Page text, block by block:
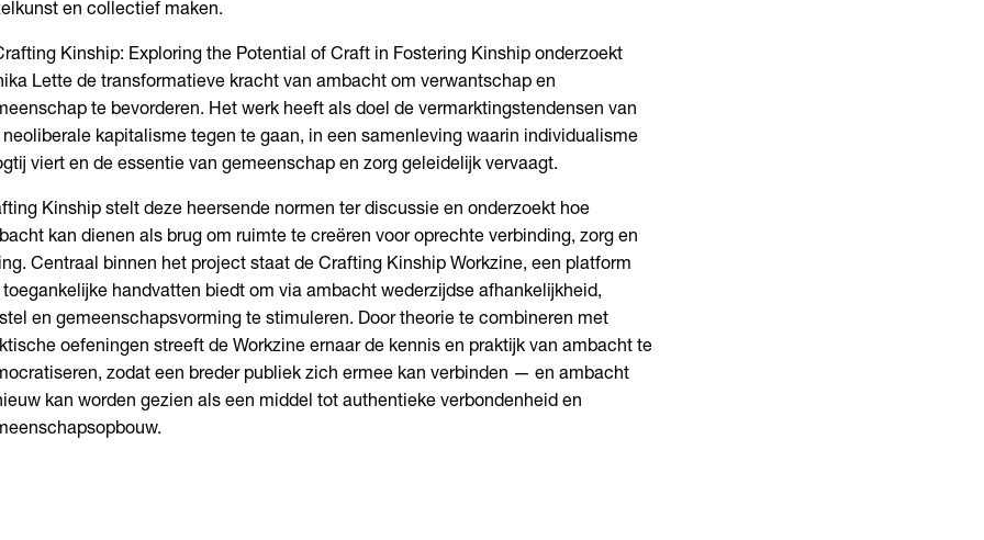
en collectief maken.
Kinship: Exploring the Potential of Craft in Fostering Kinship onderzoekt
Lette de transformatieve kracht van ambacht om verwantschap en
te bevorderen. Het werk heeft als doel de vermarktingstendensen van
neoliberale kapitalisme tegen te gaan, in een samenleving waarin individualisme
viert en de essentie van gemeenschap en zorg geleidelijk vervaagt.
Kinship stelt deze heersende normen ter discussie en onderzoekt hoe
kan dienen als brug om ruimte te creëren voor oprechte verbinding, zorg en
Centraal binnen het project staat de Crafting Kinship Workzine, een platform
toegankelijke handvatten biedt om via ambacht wederzijdse afhankelijkheid,
en gemeenschapsvorming te stimuleren. Door theorie te combineren met
oefeningen streeft de Workzine ernaar de kennis en praktijk van ambacht te
zodat een breder publiek zich ermee kan verbinden — en ambacht
kan worden gezien als een middel tot authentieke verbondenheid en